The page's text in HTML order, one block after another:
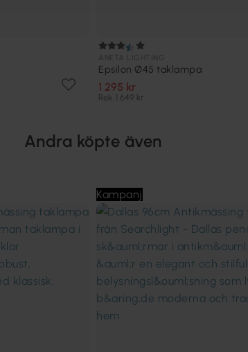
Epsilon Ø45 taklampa
1 295 kr
Rek. 1 649 kr
Andra köpte även
Kampanj